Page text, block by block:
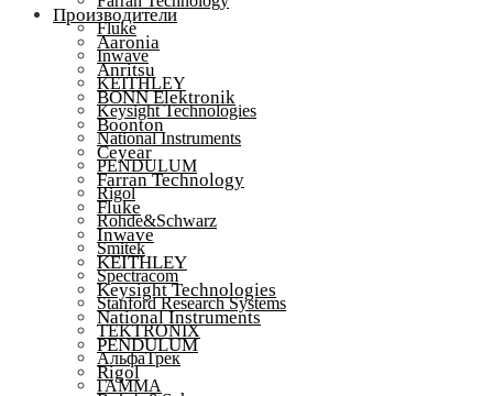
Fluke
Inwave
KEITHLEY
Keysight Technologies
National Instruments
PENDULUM
Rigol
Rohde&Schwarz
Smitek
Spectracom
Stanford Research Systems
TEKTRONIX
АльфаТрек
ГАММА
Производители
Aaronia
Anritsu
BONN Elektronik
Boonton
Ceyear
Farran Technology
Fluke
Inwave
KEITHLEY
Keysight Technologies
National Instruments
PENDULUM
Rigol